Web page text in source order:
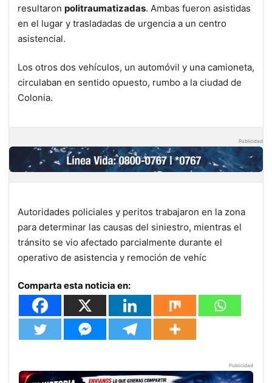
resultaron politraumatizadas. Ambas fueron asistidas
en el lugar y trasladadas de urgencia a un centro
asistencial.
Los otros dos vehículos, un automóvil y una camioneta,
circulaban en sentido opuesto, rumbo a la ciudad de
Colonia.
Publicidad
Autoridades policiales y peritos trabajaron en la zona
para determinar las causas del siniestro, mientras el
tránsito se vio afectado parcialmente durante el
operativo de asistencia y remoción de vehíc
Comparta esta noticia en:
Publicidad